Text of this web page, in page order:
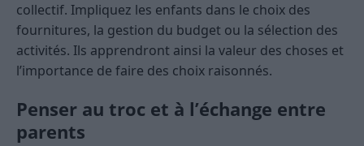
collectif. Impliquez les enfants dans le choix des
fournitures, la gestion du budget ou la sélection des
activités. Ils apprendront ainsi la valeur des choses et
l’importance de faire des choix raisonnés.
Penser au troc et à l’échange entre
parents